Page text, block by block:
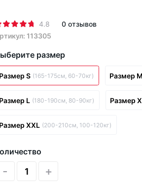
4.8
0 отзывов
113305
размер
Размер S (165-175см, 60-70кг) Размер M
Размер L (180-190см, 80-90кг) Размер
Размер XXL (200-210см, 100-120кг)
- +